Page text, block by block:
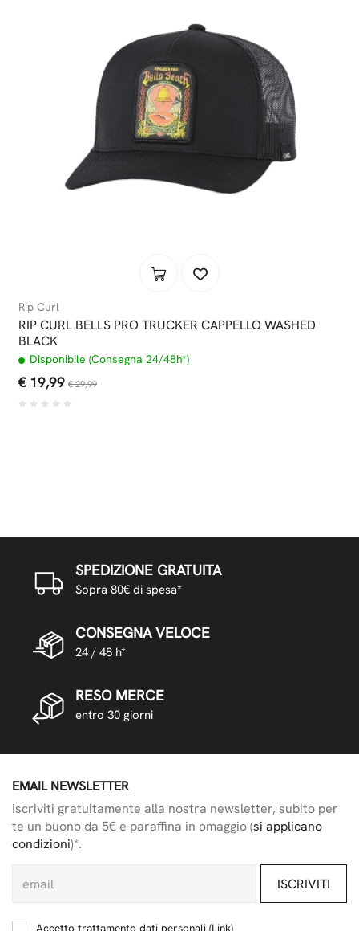
Rip Curl
RIP CURL BELLS PRO TRUCKER CAPPELLO WASHED
BLACK
Disponibile (Consegna 24/48h*)
€ 19,99 € 29,99
SPEDIZIONE GRATUITA
Sopra 80€ di spesa*
CONSEGNA VELOCE
24 / 48 h*
RESO MERCE
entro 30 giorni
EMAIL NEWSLETTER
Iscriviti gratuitamente alla nostra newsletter, subito per
te un buono da 5€ e paraffina in omaggio (si applicano
condizioni)*.
ISCRIVITI
Accetto trattamento dati personali (Link)